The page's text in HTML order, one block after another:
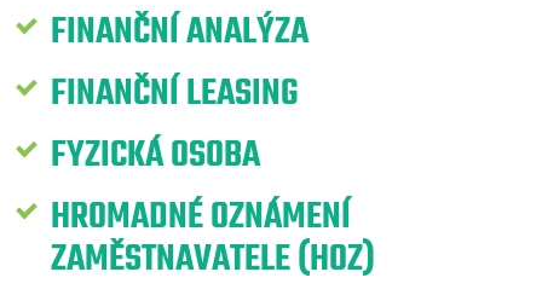
FINANČNÍ ANALÝZA
FINANČNÍ LEASING
FYZICKÁ OSOBA
HROMADNÉ OZNÁMENÍ
ZAMĚSTNAVATELE (HOZ)